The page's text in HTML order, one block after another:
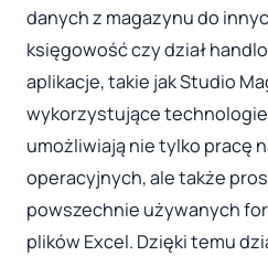
danych z magazynu do
księgowość czy dział
aplikacje, takie jak Studio
wykorzystujące technologie
umożliwiają nie tylko pracę
operacyjnych, ale także
powszechnie używanych
plików Excel. Dzięki temu